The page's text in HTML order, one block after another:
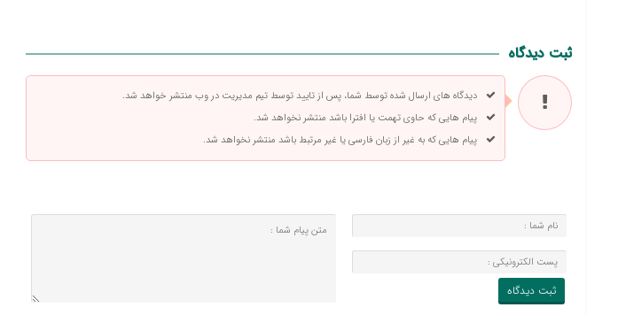
ثبت دیدگاه
دیدگاه های ارسال شده توسط شما، پس از تایید توسط تیم مدیریت در وب منتشر خواهد شد.
پیام هایی که حاوی تهمت یا افترا باشد منتشر نخواهد شد.
پیام هایی که به غیر از زبان فارسی یا غیر مرتبط باشد منتشر نخواهد شد.